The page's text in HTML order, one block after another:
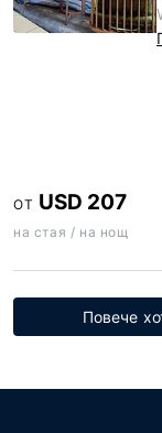
ОТ USD 207
на стая / на нощ
Повече